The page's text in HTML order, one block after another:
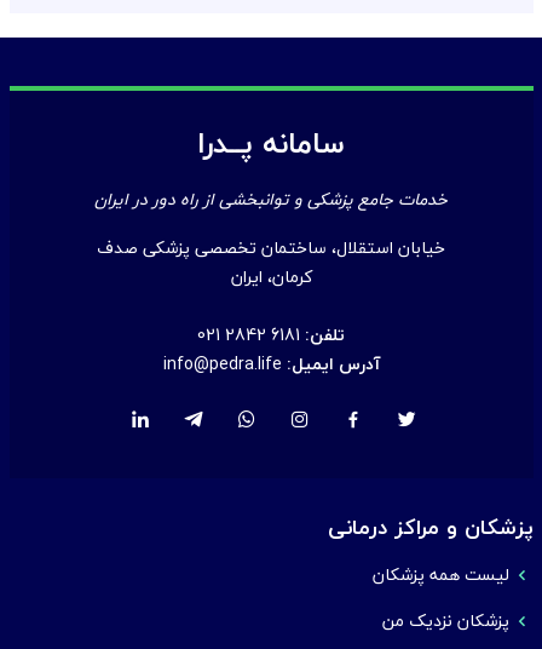
سامانه پــدرا
خدمات جامع پزشکی و توانبخشی از راه دور در ایران
خیابان استقلال، ساختمان تخصصی پزشکی صدف
کرمان، ایران
تلفن: 021 2842 6181
آدرس ایمیل: info@pedra.life
پزشکان و مراکز درمانی
لیست همه پزشکان
پزشکان نزدیک من